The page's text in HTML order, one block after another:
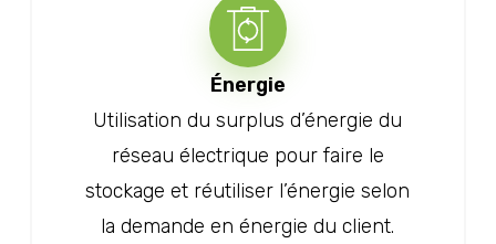
Énergie
Utilisation du surplus d’énergie du
réseau électrique pour faire le
stockage et réutiliser l’énergie selon
la demande en énergie du client.